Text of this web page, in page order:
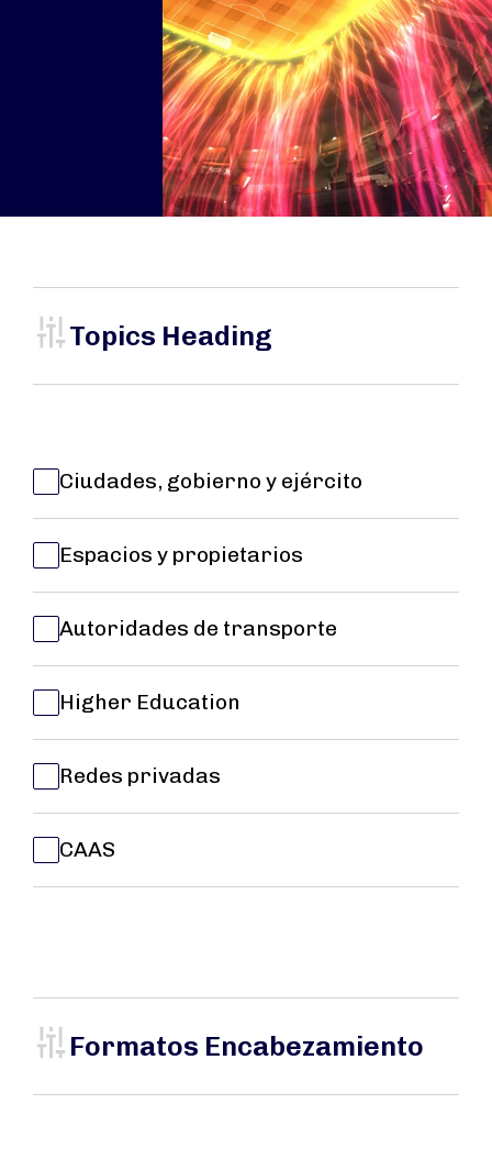
Topics Heading
Ciudades, gobierno y ejército
Espacios y propietarios
Autoridades de transporte
Higher Education
Redes privadas
CAAS
Formatos Encabezamiento